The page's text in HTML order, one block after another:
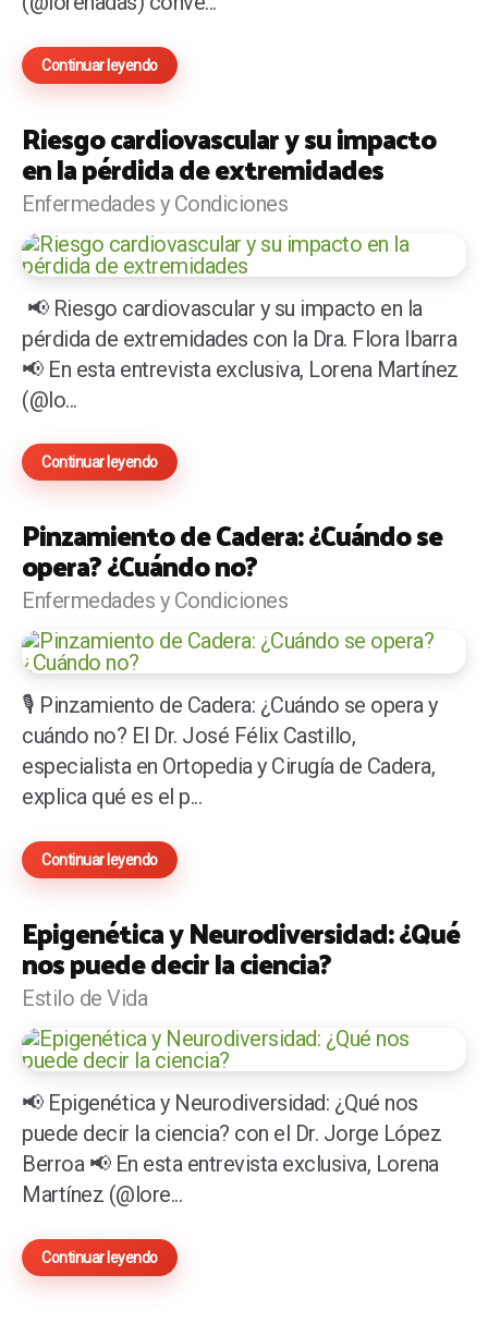
Continuar leyendo
Riesgo cardiovascular y su impacto
en la pérdida de extremidades
Enfermedades y Condiciones
📢 Riesgo cardiovascular y su impacto en la
pérdida de extremidades con la Dra. Flora Ibarra
📢 En esta entrevista exclusiva, Lorena Martínez
(@lo...
Continuar leyendo
Pinzamiento de Cadera: ¿Cuándo se
opera? ¿Cuándo no?
Enfermedades y Condiciones
🎙️ Pinzamiento de Cadera: ¿Cuándo se opera y
cuándo no? El Dr. José Félix Castillo,
especialista en Ortopedia y Cirugía de Cadera,
explica qué es el p...
Continuar leyendo
Epigenética y Neurodiversidad: ¿Qué
nos puede decir la ciencia?
Estilo de Vida
📢 Epigenética y Neurodiversidad: ¿Qué nos
puede decir la ciencia? con el Dr. Jorge López
Berroa 📢 En esta entrevista exclusiva, Lorena
Martínez (@lore...
Continuar leyendo